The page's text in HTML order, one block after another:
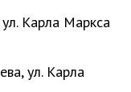
Карла Маркса
ул. Карла